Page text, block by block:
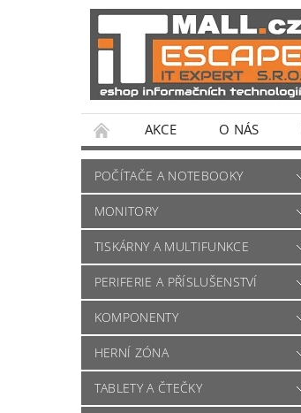
AKCE O NÁS
POČÍTAČE A NOTEBOOKY
MONITORY
TISKÁRNY A MULTIFUNKCE
PERIFERIE A PŘÍSLUŠENSTVÍ
KOMPONENTY
HERNÍ ZÓNA
TABLETY A ČTEČKY